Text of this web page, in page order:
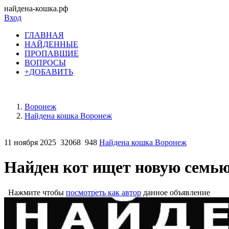
найдена-кошка.рф
Вход
ГЛАВНАЯ
НАЙДЕННЫЕ
ПРОПАВШИЕ
ВОПРОСЫ
+ДОБАВИТЬ
Воронеж
Найдена кошка Воронеж
11 ноября 2025 32068 948 Найдена кошка Воронеж
Найден кот ищет новую
Нажмите чтобы посмотреть как автор данное объявление